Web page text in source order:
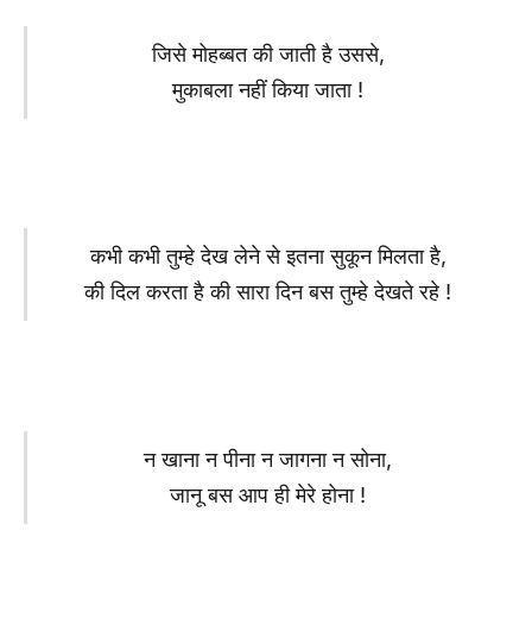
जिसे मोहब्बत की जाती है उससे,
मुकाबला नहीं किया जाता !
कभी कभी तुम्हे देख लेने से इतना सुकून मिलता है,
की दिल करता है की सारा दिन बस तुम्हे देखते रहे !
न खाना न पीना न जागना न सोना,
जानू बस आप ही मेरे होना !